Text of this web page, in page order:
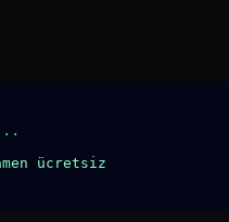
ücretsiz